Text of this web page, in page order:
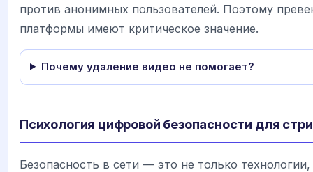
против анонимных пользователей. Поэтому
платформы имеют критическое значение.
Почему удаление видео не помогает?
Психология цифровой безопасности для
Безопасность в сети — это не только